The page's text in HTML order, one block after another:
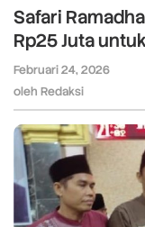
Safari
Rp25 Juta
Februari 24, 2026
oleh Redaksi